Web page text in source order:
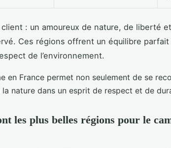
: un amoureux de nature, de liberté
Ces régions offrent un équilibre
de l’environnement.
en France permet non seulement de se
la nature dans un esprit de respect et de
les plus belles régions pour le